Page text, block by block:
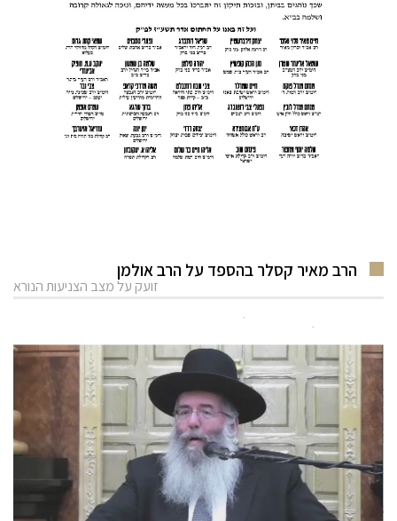
הרב מאיר קסלר בהספד על הרב אולמן
זועק על מצב הצניעות הנורא